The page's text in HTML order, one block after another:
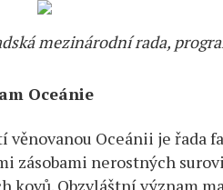
mezinárodní rada,
Oceánie
věnovanou Oceánii je řada
zásobami nerostných
kovů. Obzvláštní význam